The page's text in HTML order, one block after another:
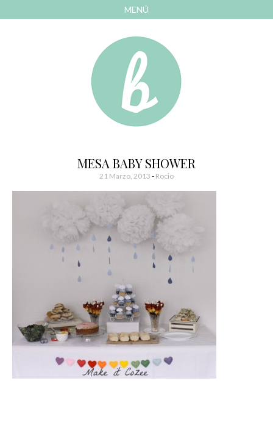
MENÚ
Bonitismos
MESA BABY SHOWER
21 Marzo, 2013 - Rocio